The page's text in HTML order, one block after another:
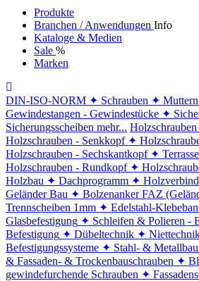
Produkte
Branchen / Anwendungen Info
Kataloge & Medien
Sale %
Marken
DIN-ISO-NORM ✦ Schrauben ✦ Muttern
Gewindestangen - Gewindestücke ✦
Sicherungsscheiben mehr...
Holzschrauben - Senkkopf ✦
Holzschrauben - Sechskantkopf ✦
Holzschrauben - Rundkopf ✦
Holzbau ✦ Dachprogramm ✦
Geländer Bau ✦ Bolzenanker FAZ
Trennscheiben 1mm ✦ Edelstahl-
Glasbefestigung ✦ Schleifen & Polieren -
Befestigung ✦ Dübeltechnik ✦
Befestigungssysteme ✦ Stahl- &
& Fassaden- & Trockenbauschrauben ✦
gewindefurchende Schrauben ✦